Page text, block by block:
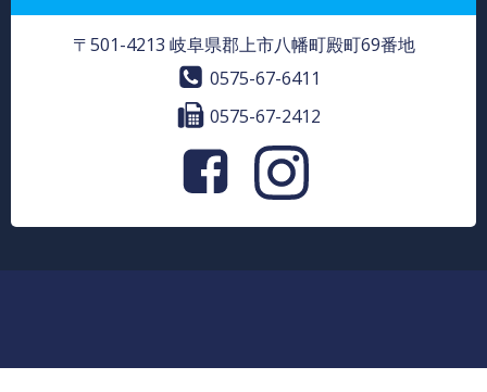
〒501-4213 岐阜県郡上市八幡町殿町69番地
0575-67-6411
0575-67-2412